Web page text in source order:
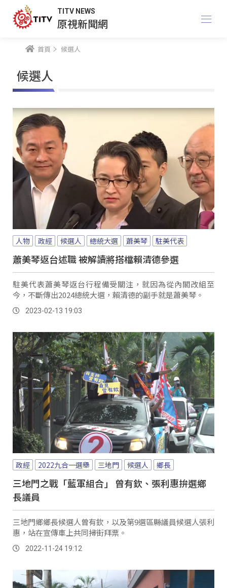
TITV NEWS
原視新聞網
首頁 候選人
候選人
人物 政經 候選人 總統大選 蕭美琴 駐美代表
蕭美琴返台述職 被解讀將搭檔賴清德參選
駐美代表蕭美琴返台行程備受關注，就因為從內閣改組至
今，不斷傳出2024總統大選，賴清德的副手就是蕭美琴。
2023-02-13 19:03
政經 2022九合一選舉 三地門 候選人 鄉長
三地門之戰「藍軍組合」 曾有欽、張利惠拚選鄉
長議員
三地門鄉鄉長候選人曾有欽，以及第9選區縣議員候選人張利
惠，站在宣傳車上共同掃街拜票。
2022-11-24 19:12